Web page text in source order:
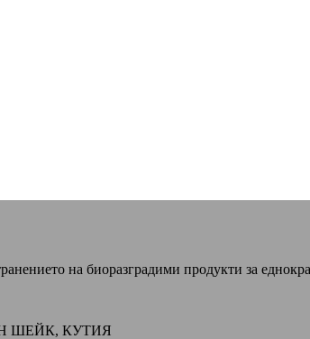
на биоразградими продукти за
ШЕЙК, КУТИЯ